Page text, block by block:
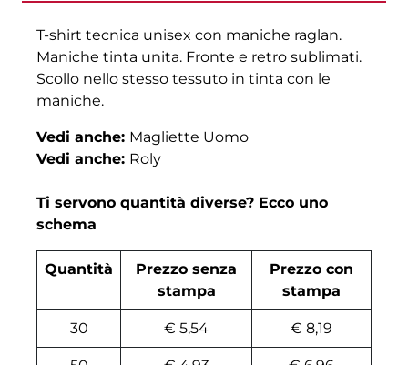
T-shirt tecnica unisex con maniche raglan.
Maniche tinta unita. Fronte e retro sublimati.
Scollo nello stesso tessuto in tinta con le
maniche.
Vedi anche: Magliette Uomo
Vedi anche: Roly
Ti servono quantità diverse? Ecco uno
schema
Quantità
Prezzo senza
stampa
Prezzo con
stampa
30 € 5,54 € 8,19